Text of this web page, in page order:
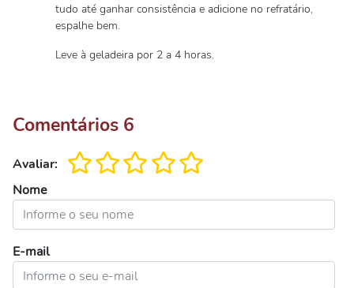
tudo até ganhar consistência e adicione no refratário,
espalhe bem.
Leve à geladeira por 2 a 4 horas.
Comentários 6
Avaliar:
Nome
E-mail